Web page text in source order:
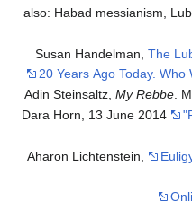
also: Habad messianism,
Susan Handelman,The
20 Years Ago Today. Who
Adin Steinsaltz,My Rebbe .
Dara Horn, 13 June 2014
Aharon Lichtenstein,